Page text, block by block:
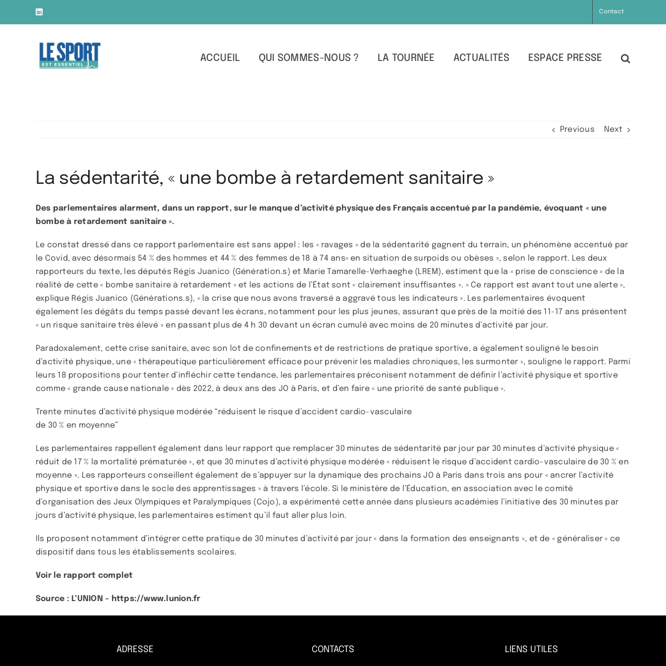
LinkedIn Contact
ACCUEIL QUI SOMMES-NOUS ? LA TOURNÉE ACTUALITÉS ESPACE PRESSE
Previous Next
La sédentarité, « une bombe à retardement sanitaire »
Des parlementaires alarment, dans un rapport, sur le manque d’activité physique des Français accentué par la pandémie, évoquant « une
bombe à retardement sanitaire ».
Le constat dressé dans ce rapport parlementaire est sans appel : les « ravages » de la sédentarité gagnent du terrain, un phénomène accentué par
le Covid, avec désormais 54 % des hommes et 44 % des femmes de 18 à 74 ans« en situation de surpoids ou obèses », selon le rapport. Les deux
rapporteurs du texte, les députés Régis Juanico (Génération.s) et Marie Tamarelle-Verhaeghe (LREM), estiment que la « prise de conscience » de la
réalité de cette « bombe sanitaire à retardement » et les actions de l’État sont « clairement insuffisantes ». « Ce rapport est avant tout une alerte »,
explique Régis Juanico (Générations.s), « la crise que nous avons traversé a aggravé tous les indicateurs ». Les parlementaires évoquent
également les dégâts du temps passé devant les écrans, notamment pour les plus jeunes, assurant que près de la moitié des 11-17 ans présentent
« un risque sanitaire très élevé » en passant plus de 4 h 30 devant un écran cumulé avec moins de 20 minutes d’activité par jour.
Paradoxalement, cette crise sanitaire, avec son lot de confinements et de restrictions de pratique sportive, a également souligné le besoin
d’activité physique, une « thérapeutique particulièrement efficace pour prévenir les maladies chroniques, les surmonter », souligne le rapport. Parmi
leurs 18 propositions pour tenter d’infléchir cette tendance, les parlementaires préconisent notamment de définir l’activité physique et sportive
comme « grande cause nationale » dès 2022, à deux ans des JO à Paris, et d’en faire « une priorité de santé publique ».
Trente minutes d’activité physique modérée “réduisent le risque d’accident cardio-vasculaire
de 30 % en moyenne”
Les parlementaires rappellent également dans leur rapport que remplacer 30 minutes de sédentarité par jour par 30 minutes d’activité physique «
réduit de 17 % la mortalité prématurée », et que 30 minutes d’activité physique modérée « réduisent le risque d’accident cardio-vasculaire de 30 % en
moyenne ». Les rapporteurs conseillent également de s’appuyer sur la dynamique des prochains JO à Paris dans trois ans pour « ancrer l’activité
physique et sportive dans le socle des apprentissages » à travers l’école. Si le ministère de l’Éducation, en association avec le comité
d’organisation des Jeux Olympiques et Paralympiques (Cojo), a expérimenté cette année dans plusieurs académies l’initiative des 30 minutes par
jours d’activité physique, les parlementaires estiment qu’il faut aller plus loin.
Ils proposent notamment d’intégrer cette pratique de 30 minutes d’activité par jour « dans la formation des enseignants », et de « généraliser » ce
dispositif dans tous les établissements scolaires.
Voir le rapport complet
Source : L’UNION – https://www.lunion.fr
ADRESSE CONTACTS LIENS UTILES